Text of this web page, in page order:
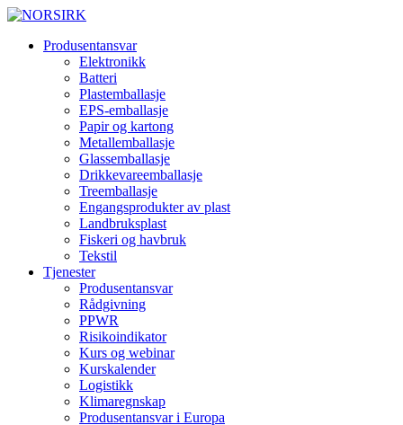
Produsentansvar
Elektronikk
Batteri
Plastemballasje
EPS-emballasje
Papir og kartong
Metallemballasje
Glassemballasje
Drikkevareemballasje
Treemballasje
Engangsprodukter av plast
Landbruksplast
Fiskeri og havbruk
Tekstil
Tjenester
Produsentansvar
Rådgivning
PPWR
Risikoindikator
Kurs og webinar
Kurskalender
Logistikk
Klimaregnskap
Produsentansvar i Europa